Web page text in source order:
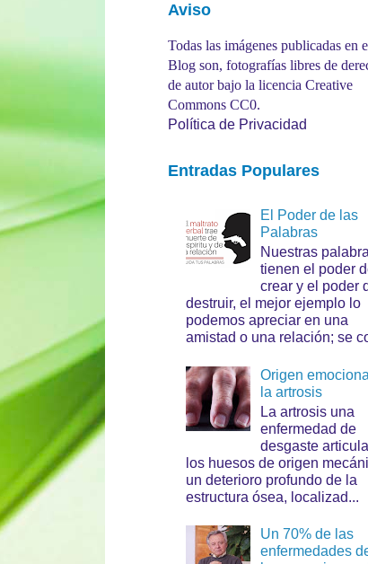
Aviso
Todas las imágenes publicadas en
Blog son, fotografías libres de
de autor bajo la licencia Creative
Commons CC0.
Política de Privacidad
Entradas Populares
El Poder de las
Palabras
Nuestras
tienen el poder
crear y el poder
destruir, el mejor ejemplo lo
podemos apreciar en una
amistad o una relación; se
Origen
la artrosis
La artrosis una
enfermedad de
desgaste
los huesos de origen
un deterioro profundo de la
estructura ósea, localizad...
Un 70% de las
enfermedades